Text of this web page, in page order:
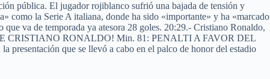
pública. El jugador rojiblanco sufrió una bajada de tensión y
como la Serie A italiana, donde ha sido «importante» y ha «marcado
va de temporada ya atesora 28 goles. 20:29.- Cristiano Ronaldo,
CRISTIANO RONALDO! Min. 81: PENALTI A FAVOR DEL
presentación que se llevó a cabo en el palco de honor del estadio